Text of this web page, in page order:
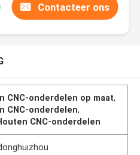
Contacteer ons
CNC-onderdelen op maat,
CNC-onderdelen,
CNC-onderdelen